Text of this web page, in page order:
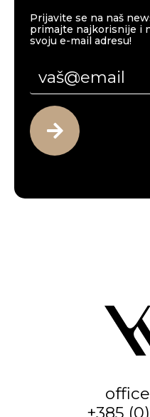
Prijavite se na naš
primajte najkorisnije i
svoju e-mail adresu!